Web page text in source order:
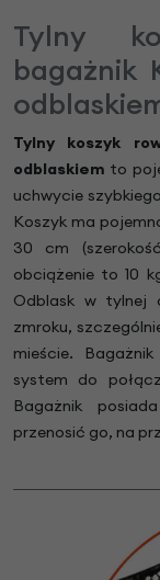
Tylny
bagażnik
Tylny koszyk
odblaskiem to
uchwycie
Koszyk ma
30 cm
obciążenie to 10
Odblask w tylnej
zmroku,
mieście.
system do
Bagażnik
przenosić go, na